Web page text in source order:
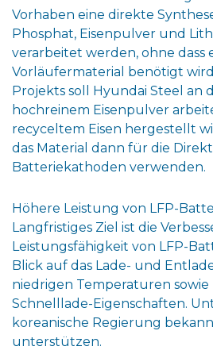
Vorhaben eine direkte
Phosphat, Eisenpulver und
verarbeitet werden, ohne dass
Vorläufermaterial benötigt
Projekts soll Hyundai Steel an
hochreinem Eisenpulver
recyceltem Eisen hergestellt
das Material dann für die
Batteriekathoden verwenden.
Höhere Leistung von LFP-
Langfristiges Ziel ist die
Leistungsfähigkeit von LFP-
Blick auf das Lade- und
niedrigen Temperaturen
Schnelllade-Eigenschaften.
koreanische Regierung
unterstützen.